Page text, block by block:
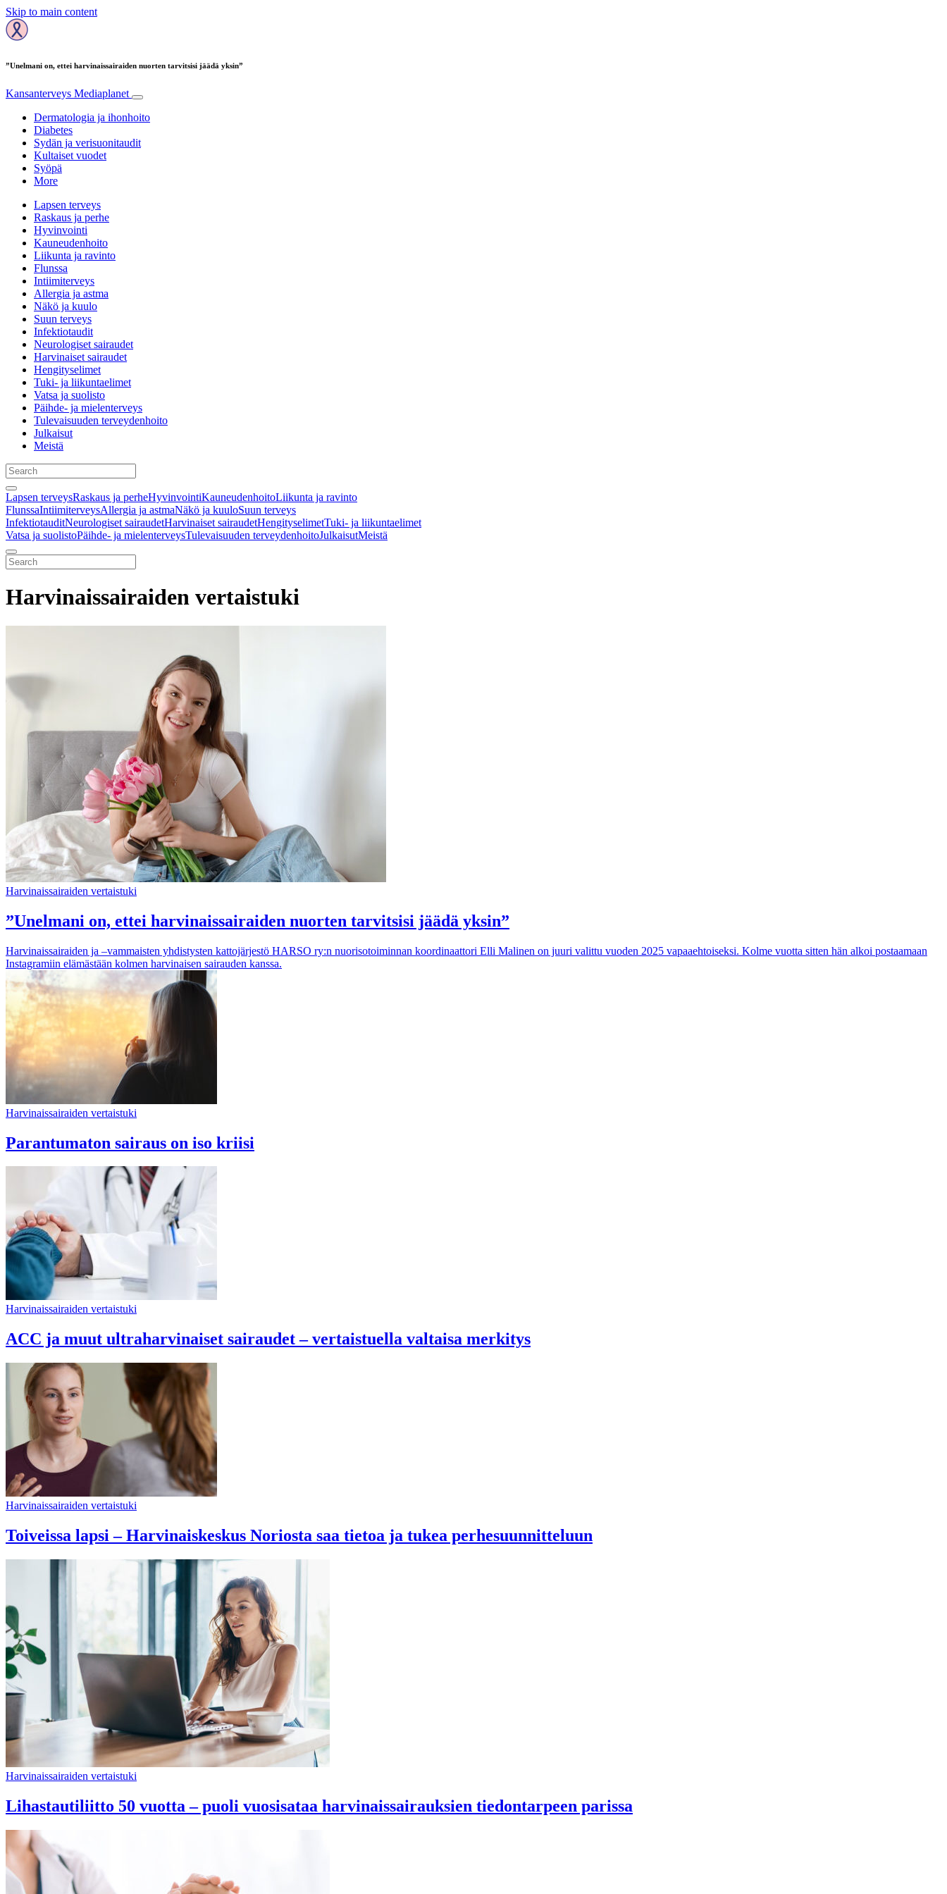
Skip to main content
”Unelmani on, ettei harvinaissairaiden nuorten tarvitsisi jäädä yksin”
Kansanterveys Mediaplanet
Dermatologia ja ihonhoito
Diabetes
Sydän ja verisuonitaudit
Kultaiset vuodet
Syöpä
More
Lapsen terveys
Raskaus ja perhe
Hyvinvointi
Kauneudenhoito
Liikunta ja ravinto
Flunssa
Intiimiterveys
Allergia ja astma
Näkö ja kuulo
Suun terveys
Infektiotaudit
Neurologiset sairaudet
Harvinaiset sairaudet
Hengityselimet
Tuki- ja liikuntaelimet
Vatsa ja suolisto
Päihde- ja mielenterveys
Tulevaisuuden terveydenhoito
Julkaisut
Meistä
Lapsen terveysRaskaus ja perheHyvinvointiKauneudenhoitoLiikunta ja ravinto
FlunssaIntiimiterveysAllergia ja astmaNäkö ja kuuloSuun terveys
InfektiotauditNeurologiset sairaudetHarvinaiset sairaudetHengityselimetTuki- ja liikuntaelimet
Vatsa ja suolistoPäihde- ja mielenterveysTulevaisuuden terveydenhoitoJulkaisutMeistä
Harvinaissairaiden vertaistuki
Harvinaissairaiden vertaistuki
”Unelmani on, ettei harvinaissairaiden nuorten tarvitsisi jäädä yksin”
Harvinaissairaiden ja –vammaisten yhdistysten kattojärjestö HARSO ry:n nuorisotoiminnan koordinaattori Elli Malinen on juuri valittu vuoden 2025 vapaaehtoiseksi. Kolme vuotta sitten hän alkoi postaamaan
Instagramiin elämästään kolmen harvinaisen sairauden kanssa.
Harvinaissairaiden vertaistuki
Parantumaton sairaus on iso kriisi
Harvinaissairaiden vertaistuki
ACC ja muut ultraharvinaiset sairaudet – vertaistuella valtaisa merkitys
Harvinaissairaiden vertaistuki
Toiveissa lapsi – Harvinaiskeskus Noriosta saa tietoa ja tukea perhesuunnitteluun
Harvinaissairaiden vertaistuki
Lihastautiliitto 50 vuotta – puoli vuosisataa harvinaissairauksien tiedontarpeen parissa